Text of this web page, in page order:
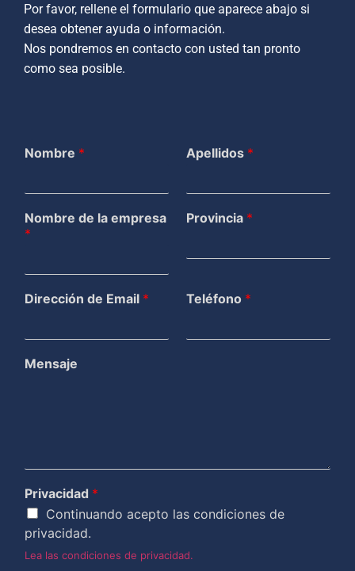
Por favor, rellene el formulario que aparece abajo si
desea obtener ayuda o información.
Nos pondremos en contacto con usted tan pronto
como sea posible.
Nombre * Apellidos *
Nombre de la empresa
*
Provincia *
Dirección de Email * Teléfono *
Mensaje
Privacidad *
Continuando acepto las condiciones de
privacidad.
Lea las condiciones de privacidad.